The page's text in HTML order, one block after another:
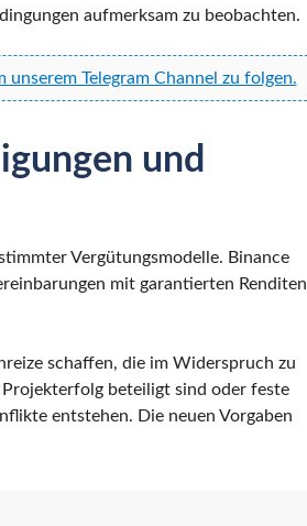
aufmerksam zu beobachten.
unserem Telegram Channel zu folgen.
und
Vergütungsmodelle. Binance
mit garantierten Renditen
schaffen, die im Widerspruch zu
beteiligt sind oder feste
entstehen. Die neuen Vorgaben